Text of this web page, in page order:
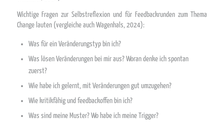
Wichtige Fragen zur Selbstreflexion und für Feedbackrunden zum Thema
Change lauten (vergleiche auch Wagenhals, 2024):
Was für ein Veränderungstyp bin ich?
Was lösen Veränderungen bei mir aus? Woran denke ich spontan
zuerst?
Wie habe ich gelernt, mit Veränderungen gut umzugehen?
Wie kritikfähig und feedbackoffen bin ich?
Was sind meine Muster? Wo habe ich meine Trigger?